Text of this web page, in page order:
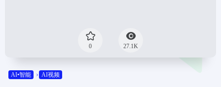
0 27.1K
AI•智能 AI视频